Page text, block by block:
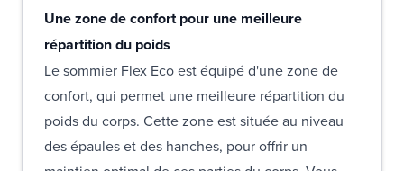
Une zone de confort pour une meilleure
répartition du poids
Le sommier Flex Eco est équipé d'une zone de
confort, qui permet une meilleure répartition du
poids du corps. Cette zone est située au niveau
des épaules et des hanches, pour offrir un